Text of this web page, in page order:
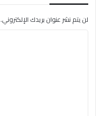
لن يتم نشر عنوان بريدك الإلكتروني.